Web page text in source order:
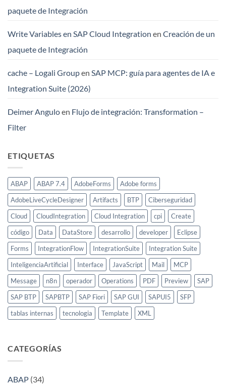
paquete de Integración
Write Variables en SAP Cloud Integration en Creación de un
paquete de Integración
cache – Logali Groupen SAP MCP: guía para agentes de IA e
Integration Suite (2026)
Deimer Anguloen Flujo de integración: Transformation –
Filter
ETIQUETAS
ABAP ABAP 7.4 AdobeForms
Adobe forms
AdobeLiveCycleDesigner
Artifacts BTP
Ciberseguridad
Cloud
CloudIntegration Cloud Integration cpi
Create
código
Data DataStore desarrollo developer
Eclipse
Forms
IntegrationFlow IntegrationSuite
Integration Suite
InteligenciaArtificial
Interface JavaScript Mail
MCP
Message
n8n operador Operations PDF Preview
SAP
SAP BTP
SAPBTP SAP Fiori SAP GUI SAPUI5
SFP
tablas internas
tecnologia Template XML
CATEGORÍAS
ABAP (34)